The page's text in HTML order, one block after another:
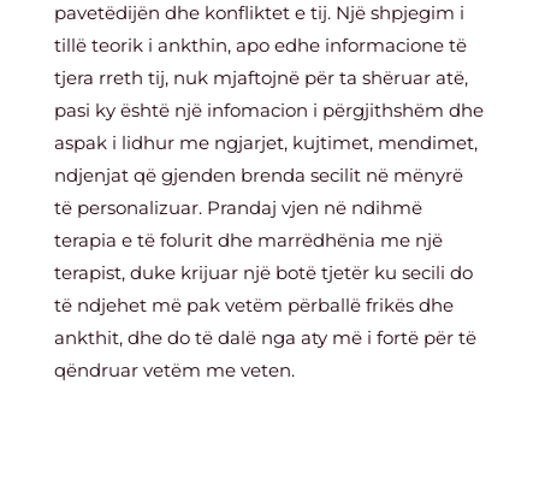
pavetëdijën dhe konfliktet e tij. Një shpjegim i
tillë teorik i ankthin, apo edhe informacione të
tjera rreth tij, nuk mjaftojnë për ta shëruar atë,
pasi ky është një infomacion i përgjithshëm dhe
aspak i lidhur me ngjarjet, kujtimet, mendimet,
ndjenjat që gjenden brenda secilit në mënyrë
të personalizuar. Prandaj vjen në ndihmë
terapia e të folurit dhe marrëdhënia me një
terapist, duke krijuar një botë tjetër ku secili do
të ndjehet më pak vetëm përballë frikës dhe
ankthit, dhe do të dalë nga aty më i fortë për të
qëndruar vetëm me veten.